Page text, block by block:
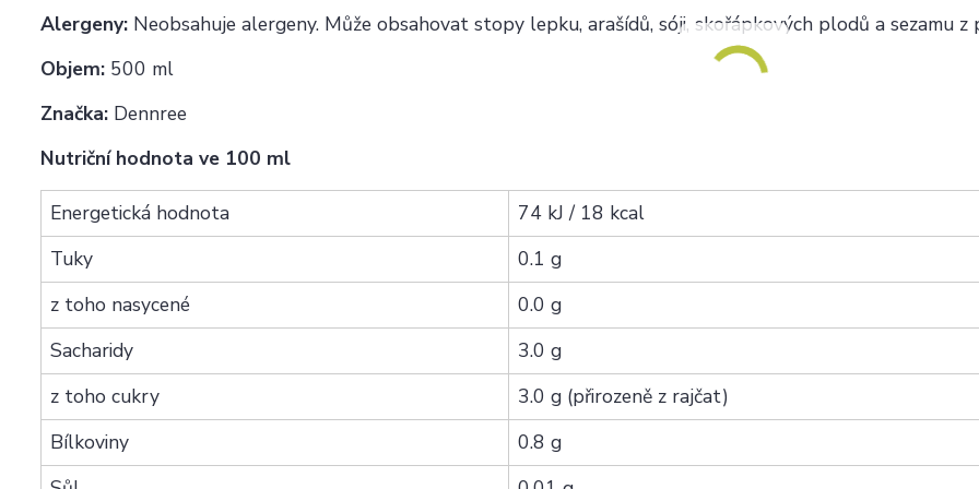
Alergeny: Neobsahuje alergeny. Může obsahovat stopy lepku, arašídů, sóji, skořápkových plodů a sezamu z
Objem: 500 ml
Značka: Dennree
Nutriční hodnota ve 100 ml
Energetická hodnota
74 kJ / 18 kcal
Tuky
0.1 g
z toho nasycené
0.0 g
Sacharidy
3.0 g
z toho cukry
3.0 g (přirozeně z rajčat)
Bílkoviny
0.8 g